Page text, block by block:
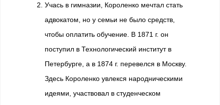
Учась в гимназии, Короленко мечтал стать
адвокатом, но у семьи не было средств,
чтобы оплатить обучение. В 1871 г. он
поступил в Технологический институт в
Петербурге, а в 1874 г. перевелся в Москву.
Здесь Короленко увлекся народническими
идеями, участвовал в студенческом